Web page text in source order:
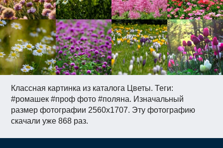
Классная картинка из каталога Цветы. Теги:
#ромашек #проф фото #поляна. Изначальный
размер фотографии 2560x1707. Эту фотографию
скачали уже 868 раз.